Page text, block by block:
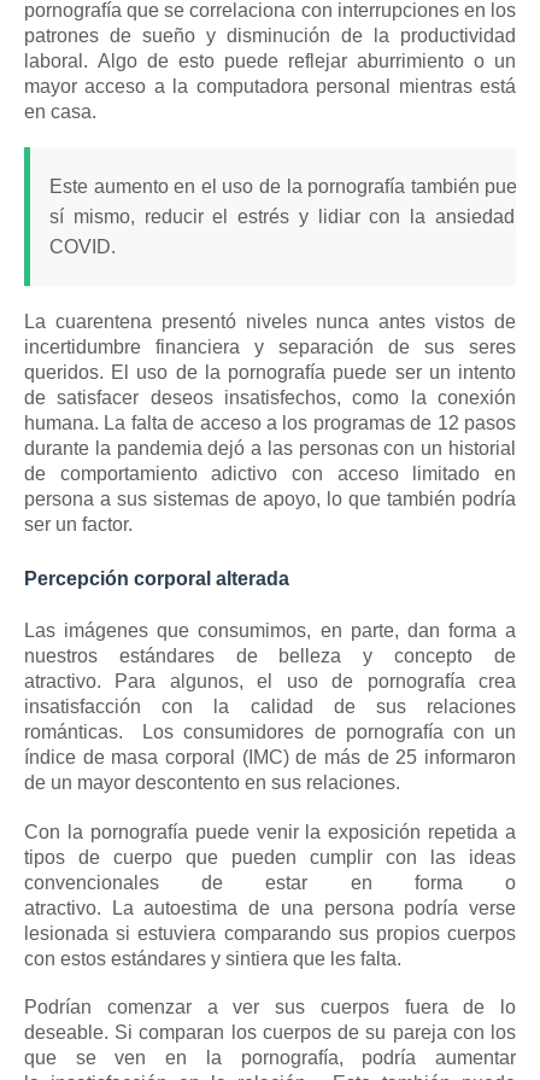
pornografía que se correlaciona con interrupciones en los
patrones de sueño y disminución de la productividad
laboral. Algo de esto puede reflejar aburrimiento o un
mayor acceso a la computadora personal mientras está
en casa.
Este aumento en el uso de la pornografía también
sí mismo, reducir elestrés y lidiar con la ansiedad y
COVID.
La cuarentena presentó niveles nunca antes vistos de
incertidumbre financiera y separación de sus seres
queridos. El uso de la pornografía puede ser un intento
de satisfacer deseos insatisfechos, como la conexión
humana. La falta de acceso a los programas de 12 pasos
durante la pandemia dejó a las personas con un historial
de comportamiento adictivo con acceso limitado en
persona a sus sistemas de apoyo, lo que también podría
ser un factor.
Percepción corporal alterada
Las imágenes que consumimos, en parte, dan forma a
nuestros estándares de belleza y concepto de
atractivo. Para algunos, el uso de pornografía crea
insatisfacción con la calidad de sus relaciones
románticas. Los consumidores de pornografía con un
índice de masa corporal (IMC) de más de 25 informaron
de un mayor descontento en sus relaciones.
Con la pornografía puede venir la exposición repetida a
tipos de cuerpo que pueden cumplir con las ideas
convencionales de estar en forma o
atractivo.
Laautoestima de una persona podría verse
lesionada si estuviera comparando sus propios cuerpos
con estos estándares y sintiera que les falta.
Podrían comenzar a ver sus cuerpos fuera de lo
deseable. Si comparan los cuerpos de su pareja con los
que se ven en la pornografía, podría aumentar